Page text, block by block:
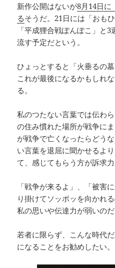
新作公開はないが8月14日に
るそうだ。21日には「おも
「平成狸合戦ぽんぽこ」と
流す予定だという。
ひょっとすると「火垂るの
これが最後になるかもしれ
る。
私のつたない言葉では伝わ
の住み慣れた場所が戦争に
が戦争で亡くなったらどう
い言葉を退屈に聞かせるよ
て、感じてもらう方が訴求力
「戦争が来るよ」、「被害
り掛けてソッポッを向かれ
私の思いや伝達力が弱いのだ
若者に限らず、こんな時代
になることをお勧めしたい。